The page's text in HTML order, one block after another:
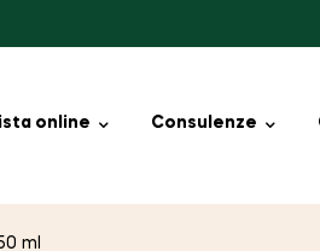
online Consulenze
ml